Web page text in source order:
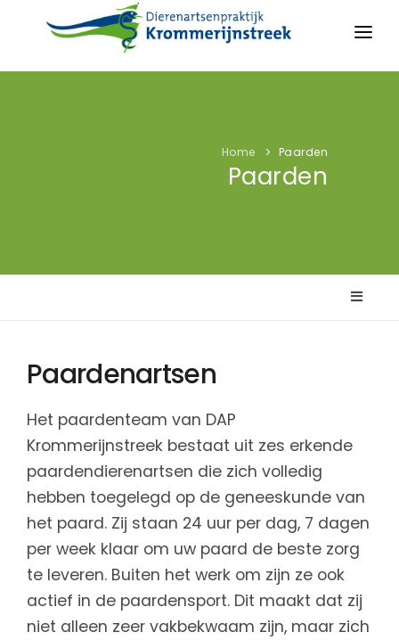
HOME
CONTACT
Home Paarden
Paarden
Paardenartsen
Het paardenteam van DAP
Krommerijnstreek bestaat uit zes erkende
paardendierenartsen die zich volledig
hebben toegelegd op de geneeskunde van
het paard. Zij staan 24 uur per dag, 7 dagen
per week klaar om uw paard de beste zorg
te leveren. Buiten het werk om zijn ze ook
actief in de paardensport. Dit maakt dat zij
niet alleen zeer vakbekwaam zijn, maar zich